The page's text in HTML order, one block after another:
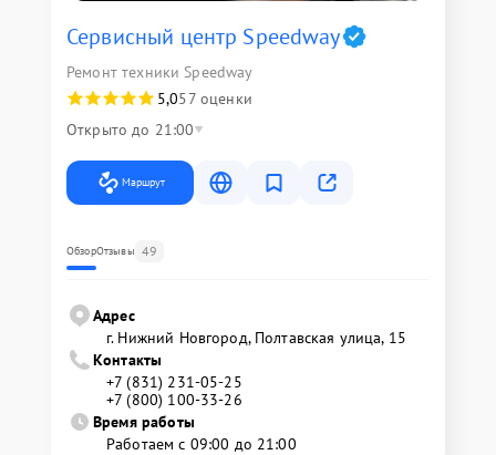
Сервисный центр Speedway
Ремонт техники Speedway
5,057 оценки
Открыто до 21:00
Маршрут
ОбзорОтзывы 49
Адрес
г. Нижний Новгород, Полтавская улица, 15
Контакты
+7 (831) 231-05-25
+7 (800) 100-33-26
Время работы
Работаем с 09:00 до 21:00